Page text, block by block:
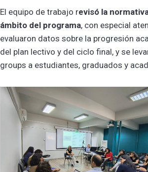
El equipo de trabajo revisó la
ámbito del programa, con especial
evaluaron datos sobre la progresión
del plan lectivo y del ciclo final, y se
groups a estudiantes, graduados y